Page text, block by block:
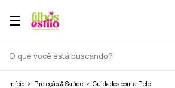
Início > Proteção & Saúde > Cuidados com a Pele